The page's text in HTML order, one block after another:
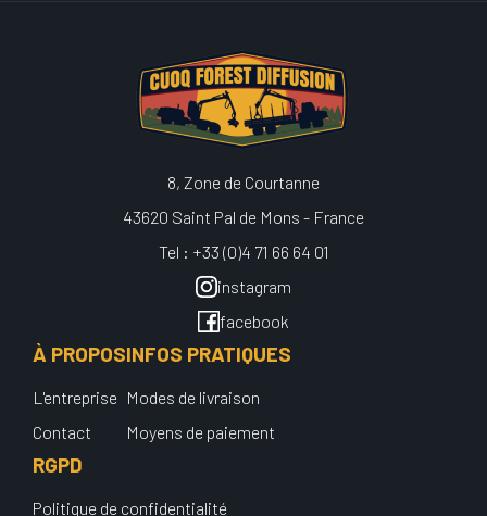
8, Zone de Courtanne
43620 Saint Pal de Mons - France
Tel : +33 (0)4 71 66 64 01
instagram
facebook
À PROPOS
L'entreprise
Contact
INFOS PRATIQUES
Modes de livraison
Moyens de paiement
RGPD
Politique de confidentialité